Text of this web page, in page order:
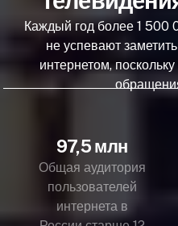
Каждый год более 1 500
не успевают
интернетом,
97,5 млн
Общая аудитория
пользователей
интернета в